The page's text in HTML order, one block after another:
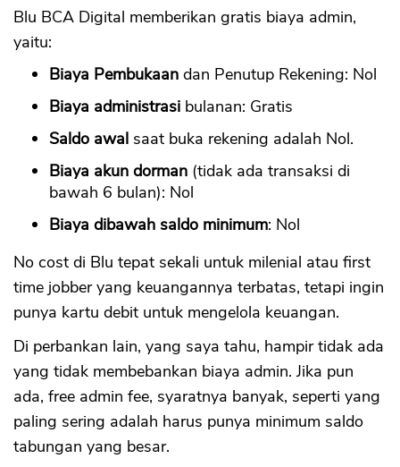
Blu BCA Digital memberikan gratis biaya admin,
yaitu:
Biaya Pembukaan dan Penutup Rekening: Nol
Biaya administrasi bulanan: Gratis
Saldo awal saat buka rekening adalah Nol.
Biaya akun dorman (tidak ada transaksi di
bawah 6 bulan): Nol
Biaya dibawah saldo minimum: Nol
No cost di Blu tepat sekali untuk milenial atau first
time jobber yang keuangannya terbatas, tetapi ingin
punya kartu debit untuk mengelola keuangan.
Di perbankan lain, yang saya tahu, hampir tidak ada
yang tidak membebankan biaya admin. Jika pun
ada, free admin fee, syaratnya banyak, seperti yang
paling sering adalah harus punya minimum saldo
tabungan yang besar.